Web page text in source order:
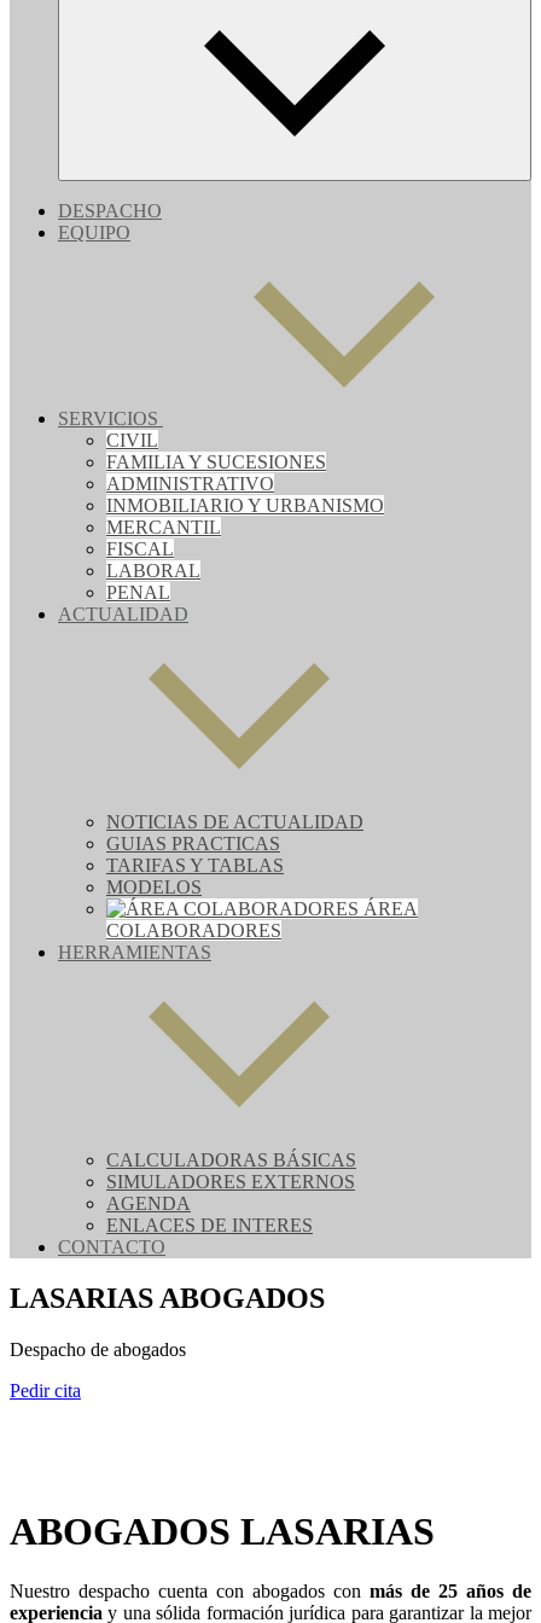
DESPACHO
EQUIPO
SERVICIOS
CIVIL
FAMILIA Y SUCESIONES
ADMINISTRATIVO
INMOBILIARIO Y URBANISMO
MERCANTIL
FISCAL
LABORAL
PENAL
ACTUALIDAD
NOTICIAS DE ACTUALIDAD
GUIAS PRACTICAS
TARIFAS Y TABLAS
MODELOS
ÁREA
COLABORADORES
HERRAMIENTAS
CALCULADORAS BÁSICAS
SIMULADORES EXTERNOS
AGENDA
ENLACES DE INTERES
CONTACTO
LASARIAS ABOGADOS
Despacho de abogados
Pedir cita
ABOGADOS LASARIAS
Nuestro despacho cuenta con abogados con más de 25 años de
experiencia y una sólida formación jurídica para garantizar la mejor